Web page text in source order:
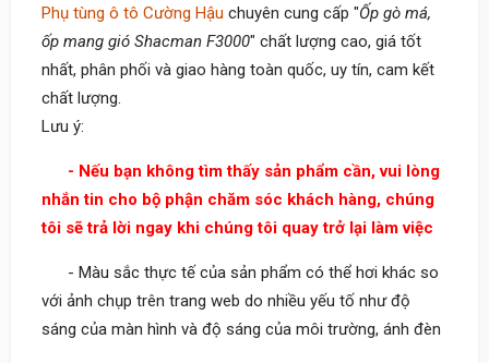
Phụ tùng ô tô Cường Hậu chuyên cung cấp "Ốp gò má,
ốp mang gió Shacman F3000" chất lượng cao, giá tốt
nhất, phân phối và giao hàng toàn quốc, uy tín, cam kết
chất lượng.
Lưu ý:
- Nếu bạn không tìm thấy sản phẩm cần, vui lòng
nhắn tin cho bộ phận chăm sóc khách hàng, chúng
tôi sẽ trả lời ngay khi chúng tôi quay trở lại làm việc
- Màu sắc thực tế của sản phẩm có thể hơi khác so
với ảnh chụp trên trang web do nhiều yếu tố như độ
sáng của màn hình và độ sáng của môi trường, ánh đèn